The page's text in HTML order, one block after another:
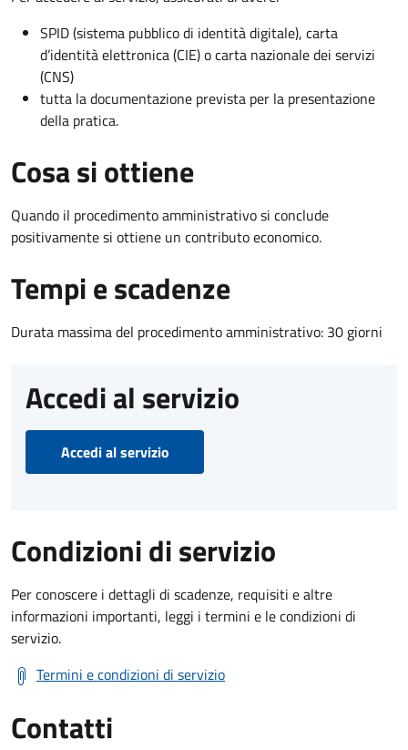
SPID (sistema pubblico di identità digitale), carta
d’identità elettronica (CIE) o carta nazionale dei servizi
(CNS)
tutta la documentazione prevista per la presentazione
della pratica.
Cosa si ottiene
Quando il procedimento amministrativo si conclude
positivamente si ottiene un contributo economico.
Tempi e scadenze
Durata massima del procedimento amministrativo: 30 giorni
Accedi al servizio
Accedi al servizio
Condizioni di servizio
Per conoscere i dettagli di scadenze, requisiti e altre
informazioni importanti, leggi i termini e le condizioni di
servizio.
Termini e condizioni di servizio
Contatti